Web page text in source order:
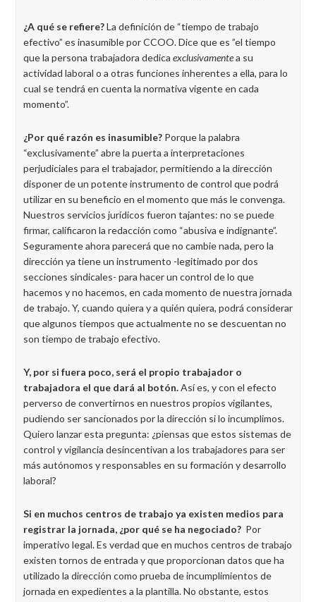
¿A qué se refiere?La definición de “tiempo de trabajo
efectivo” es inasumible por CCOO. Dice que es ”el tiempo
que la persona trabajadora dedica exclusivamentea su
actividad laboral o a otras funciones inherentes a ella, para lo
cual se tendrá en cuenta la normativa vigente en cada
momento”.
¿Por qué razón es inasumible? Porque la palabra
“exclusivamente” abre la puerta a interpretaciones
perjudiciales para el trabajador, permitiendo a la dirección
disponer de un potente instrumento de control que podrá
utilizar en su beneficio en el momento que más le convenga.
Nuestros servicios jurídicos fueron tajantes: no se puede
firmar, calificaron la redacción como “abusiva e indignante”.
Seguramente ahora parecerá que no cambie nada, pero la
dirección ya tiene un instrumento -legitimado por dos
secciones sindicales- para hacer un control de lo que
hacemos y no hacemos, en cada momento de nuestra jornada
de trabajo. Y, cuando quiera y a quién quiera, podrá considerar
que algunos tiempos que actualmente no se descuentan no
son tiempo de trabajo efectivo.
Y, por si fuera poco, será el propio trabajador o
trabajadora el que dará al botón.Así es, y con el efecto
perverso de convertirnos en nuestros propios vigilantes,
pudiendo ser sancionados por la dirección si lo incumplimos.
Quiero lanzar esta pregunta: ¿piensas que estos sistemas de
control y vigilancia desincentivan a los trabajadores para ser
más autónomos y responsables en su formación y desarrollo
laboral?
Si en muchos centros de trabajo ya existen medios para
registrar la jornada, ¿por qué se ha negociado? Por
imperativo legal. Es verdad que en muchos centros de trabajo
existen tornos de entrada y que proporcionan datos que ha
utilizado la dirección como prueba de incumplimientos de
jornada en expedientes a la plantilla. No obstante, estos